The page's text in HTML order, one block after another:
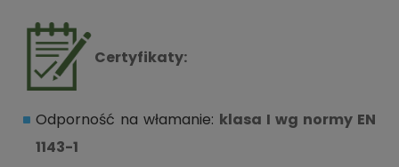
Certyfikaty:
Odporność na włamanie: klasa I wg normy EN
1143-1